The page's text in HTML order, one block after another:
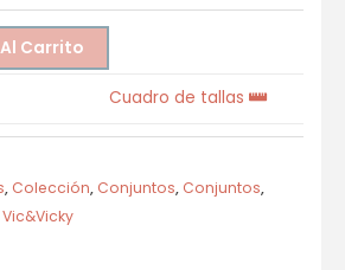
Carrito
Cuadro de tallas
, Colección, Conjuntos, Conjuntos,
Vic&Vicky